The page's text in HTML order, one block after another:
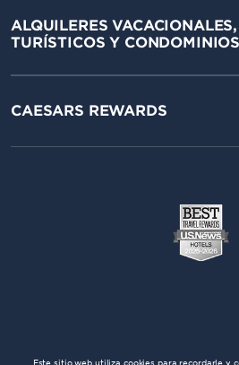
ALQUILERES
TURÍSTICOS Y CONDOMINIOS
CAESARS REWARDS
Este sitio web utiliza cookies para recordarle y